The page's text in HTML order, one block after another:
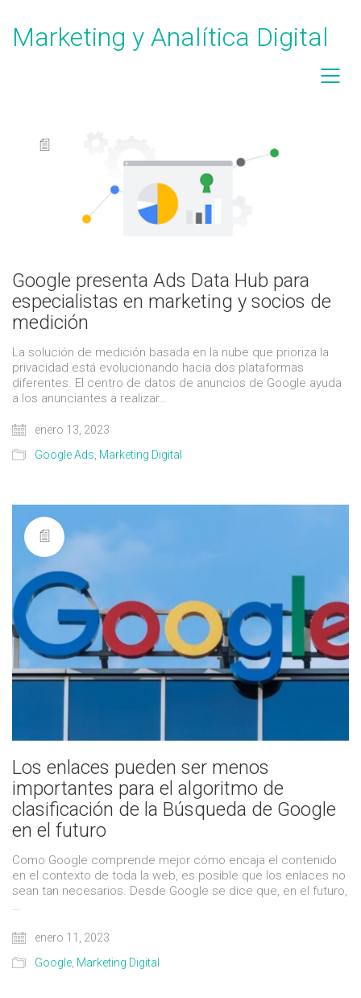
Marketing y Analítica Digital
Google presenta Ads Data Hub para
especialistas en marketing y socios de
medición
La solución de medición basada en la nube que prioriza la
privacidad está evolucionando hacia dos plataformas
diferentes. El centro de datos de anuncios de Google ayuda
a los anunciantes a realizar…
enero 13, 2023
Google Ads Marketing Digital
Los enlaces pueden ser menos
importantes para el algoritmo de
clasificación de la Búsqueda de Google
en el futuro
Como Google comprende mejor cómo encaja el contenido
en el contexto de toda la web, es posible que los enlaces no
sean tan necesarios. Desde Google se dice que, en el futuro,
…
enero 11, 2023
Google Marketing Digital